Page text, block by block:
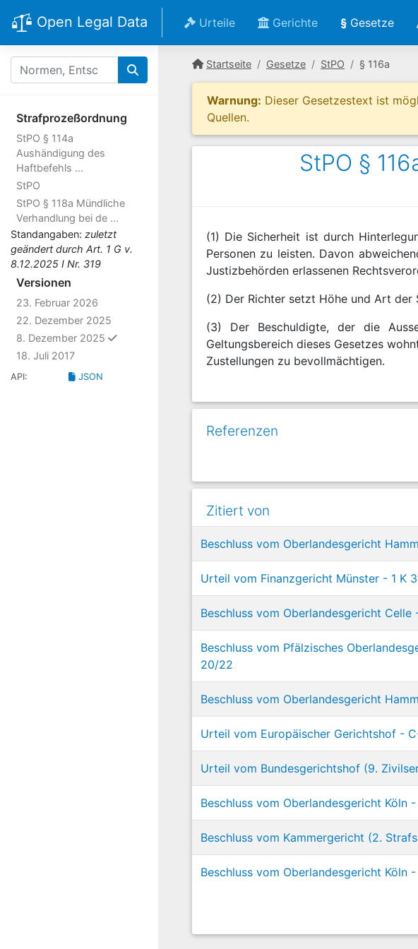
Open Legal Data Urteile Gerichte § Gesetze
Strafprozeßordnung
StPO § 114a
Aushändigung des
Haftbefehls ...
StPO
StPO § 118a Mündliche
Verhandlung bei de ...
Standangaben: zuletzt
geändert durch Art. 1 G v.
8.12.2025 I Nr. 319
Versionen
23. Februar 2026
22. Dezember 2025
8. Dezember 2025
ausgewählt
18. Juli 2017
API: JSON
Startseite Gesetze StPO § 116a
Warnung: Dieser Gesetzestext ist
Quellen.
StPO §
(1) Die Sicherheit ist durch
Personen zu leisten. Davon
Justizbehörden erlassenen
(2) Der Richter setzt Höhe und Art der
(3) Der Beschuldigte, der die
Geltungsbereich dieses Gesetzes
Zustellungen zu bevollmächtigen.
Referenzen
Zitiert von
Beschluss vom Oberlandesgericht
Urteil vom Finanzgericht Münster - 1 K
Beschluss vom Oberlandesgericht Celle
Beschluss vom Pfälzisches
20/22
Beschluss vom Oberlandesgericht
Urteil vom Europäischer Gerichtshof -
Urteil vom Bundesgerichtshof (9.
Beschluss vom Oberlandesgericht Köln
Beschluss vom Kammergericht (2.
Beschluss vom Oberlandesgericht Köln